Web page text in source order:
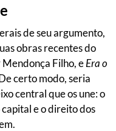
de seu argumento,
obras recentes do
Filho, eEra o
certo modo, seria
central que os une: o
e o direito dos